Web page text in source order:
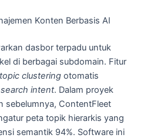
Konten Berbasis AI
dasbor terpadu untuk
di berbagai subdomain. Fitur
topic clustering otomatis
search intent. Dalam proyek
sebelumnya, ContentFleet
peta topik hierarkis yang
semantik 94%. Software ini